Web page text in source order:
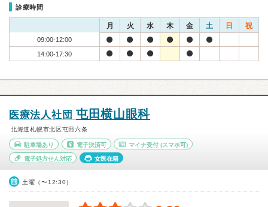
診療時間
月 火 水 木 金 土 日 祝
09:00-12:00
14:00-17:30
医療法人社団 屯田横山眼科
北海道札幌市北区屯田六条
駐車場あり 電子決済可 マイナ受付 (スマホ可)
電子処方せん対応 女医在籍
土曜（〜12:30）